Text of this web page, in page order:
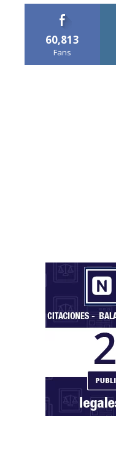
60,813
Fans